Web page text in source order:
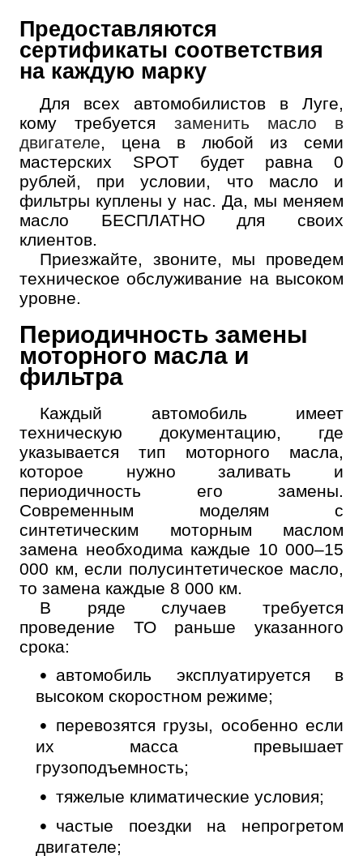
Предоставляются
сертификаты соответствия
на каждую марку
Для всех автомобилистов в Луге,
кому требуется заменить масло в
двигателе, цена в любой из семи
мастерских SPOT будет равна 0
рублей, при условии, что масло и
фильтры куплены у нас. Да, мы меняем
масло БЕСПЛАТНО для своих
клиентов.
Приезжайте, звоните, мы проведем
техническое обслуживание на высоком
уровне.
Периодичность замены
моторного масла и
фильтра
Каждый автомобиль имеет
техническую документацию, где
указывается тип моторного масла,
которое нужно заливать и
периодичность его замены.
Современным моделям с
синтетическим моторным маслом
замена необходима каждые 10 000–15
000 км, если полусинтетическое масло,
то замена каждые 8 000 км.
В ряде случаев требуется
проведение ТО раньше указанного
срока:
автомобиль эксплуатируется в
высоком скоростном режиме;
перевозятся грузы, особенно если
их масса превышает
грузоподъемность;
тяжелые климатические условия;
частые поездки на непрогретом
двигателе;
Онлайн запись
Выберите одну или несколько услуг